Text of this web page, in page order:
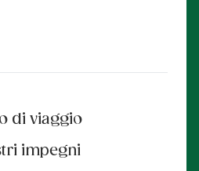
di viaggio
impegni